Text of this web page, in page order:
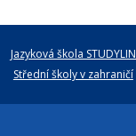
Jazyková škola
Střední školy v zahraničí